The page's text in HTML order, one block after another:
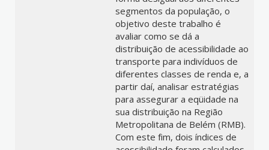
segmentos da população, o
objetivo deste trabalho é
avaliar como se dá a
distribuição de acessibilidade ao
transporte para indivíduos de
diferentes classes de renda e, a
partir daí, analisar estratégias
para assegurar a eqüidade na
sua distribuição na Região
Metropolitana de Belém (RMB).
Com este fim, dois índices de